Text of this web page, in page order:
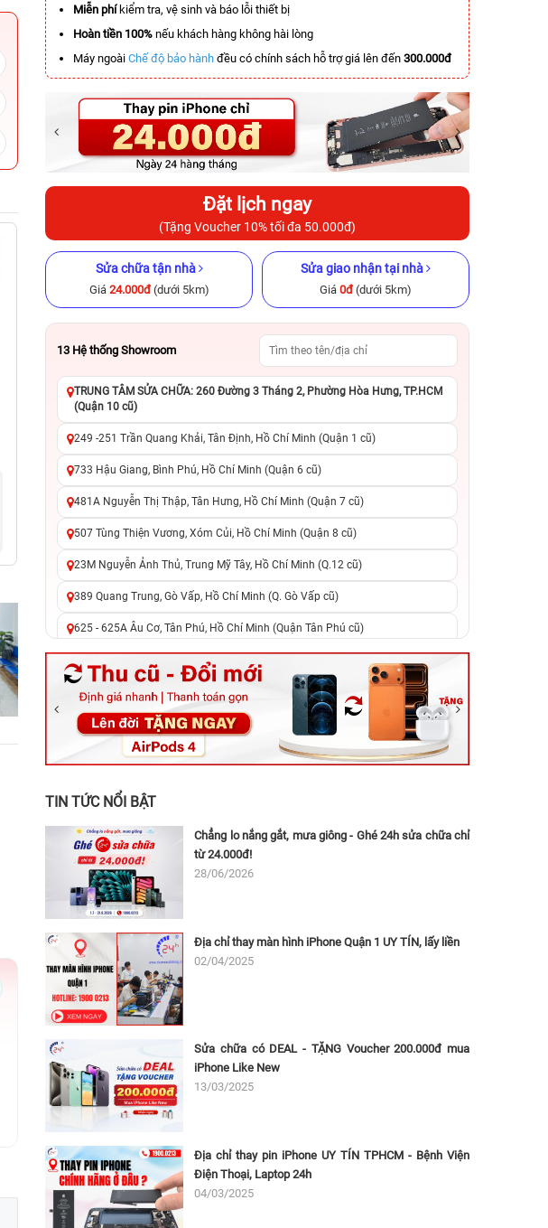
iPhone XS Max 512GB Cũ chính
hãng
6.490.000đ
13.290.000đ
-6.800.000đ
chuyển đổi, 0 gọi người thân
4.790.000đ 10.990.000đ
-6.200.000đ
chuyển đổi, 0 gọi người thân
-3.500.000đ
Miễn phíkiểm tra, vệ sinh và báo lỗi thiết bị
Hoàn tiền 100% nếu khách hàng không hài lòng
Máy ngoài Chế độ bảo hành đều có chính sách hỗ trợ giá lên đến 300.000đ
Đặt lịch ngay
(Tặng Voucher 10% tối đa 50.000đ)
Sửa chữa tận nhà
Giá 24.000đ(dưới 5km)
Sửa giao nhận tại nhà
Giá 0đ(dưới 5km)
13 Hệ thống Showroom
TRUNG TÂM SỬA CHỮA: 260 Đường 3 Tháng 2, Phường Hòa Hưng, TP.HCM
(Quận 10 cũ)
249 -251 Trần Quang Khải, Tân Định, Hồ Chí Minh (Quận 1 cũ)
733 Hậu Giang, Bình Phú, Hồ Chí Minh (Quận 6 cũ)
481A Nguyễn Thị Thập, Tân Hưng, Hồ Chí Minh (Quận 7 cũ)
507 Tùng Thiện Vương, Xóm Củi, Hồ Chí Minh (Quận 8 cũ)
23M Nguyễn Ảnh Thủ, Trung Mỹ Tây, Hồ Chí Minh (Q.12 cũ)
389 Quang Trung, Gò Vấp, Hồ Chí Minh (Q. Gò Vấp cũ)
625 - 625A Âu Cơ, Tân Phú, Hồ Chí Minh (Quận Tân Phú cũ)
326 Lê Văn Việt, Tăng Nhơn Phú, Hồ Chí Minh (Q.9 TP. Thủ Đức cũ)
256 Võ Văn Ngân, Thủ Đức, Hồ Chí Minh (Bình Thọ, TP. Thủ Đức Cũ)
70 Nguyễn An Ninh, Dĩ An, Hồ Chí Minh (Bình Dương Cũ)
24h Vũng Tàu: 162A Ba Cu, Vũng Tàu, Hồ Chí Minh (TP. Vũng Tàu cũ)
TIN TỨC NỔI BẬT
Chẳng lo nắng gắt, mưa giông - Ghé 24h sửa chữa chỉ
từ 24.000đ!
28/06/2026
Địa chỉ thay màn hình iPhone Quận 1 UY TÍN, lấy liền
02/04/2025
Sửa chữa có DEAL - TẶNG Voucher 200.000đ mua
iPhone Like New
13/03/2025
Địa chỉ thay pin iPhone UY TÍN TPHCM - Bệnh Viện
Điện Thoại, Laptop 24h
04/03/2025